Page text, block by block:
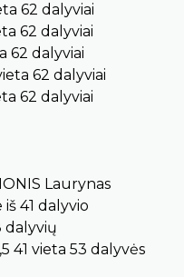
62 dalyviai
62 dalyviai
62 dalyviai
62 dalyviai
62 dalyviai
Laurynas
41 dalyvio
dalyvių
41 vieta 53 dalyvės